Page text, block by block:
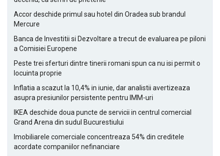
Accor deschide primul sau hotel din Oradea sub brandul
Mercure
Banca de Investitii si Dezvoltare a trecut de evaluarea pe piloni
a Comisiei Europene
Peste trei sferturi dintre tinerii romani spun ca nu isi permit o
locuinta proprie
Inflatia a scazut la 10,4% in iunie, dar analistii avertizeaza
asupra presiunilor persistente pentru IMM-uri
IKEA deschide doua puncte de servicii in centrul comercial
Grand Arena din sudul Bucurestiului
Imobiliarele comerciale concentreaza 54% din creditele
acordate companiilor nefinanciare